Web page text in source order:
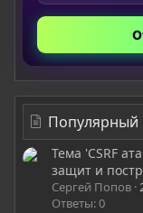
Популярный
Тема 'CSRF
защит и
Сергей Попов
Ответы: 0